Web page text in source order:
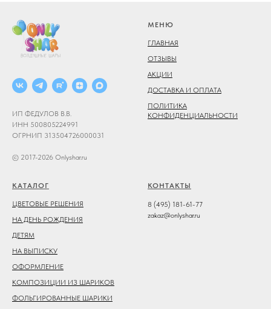
ИП ФЕДУЛОВ В.В.
ИНН 500805224991
ОГРНИП 313504726000031
© 2017-2026 Onlyshar.ru
МЕНЮ
ГЛАВНАЯ
ОТЗЫВЫ
АКЦИИ
ДОСТАВКА И ОПЛАТА
ПОЛИТИКА
КОНФИДЕНЦИАЛЬНОСТИ
КАТАЛОГ
ЦВЕТОВЫЕ РЕШЕНИЯ
НА ДЕНЬ РОЖДЕНИЯ
ДЕТЯМ
НА ВЫПИСКУ
ОФОРМЛЕНИЕ
КОМПОЗИЦИИ ИЗ ШАРИКОВ
ФОЛЬГИРОВАННЫЕ ШАРИКИ
КОНТАКТЫ
8 (495) 181-61-77
zakaz@onlyshar.ru